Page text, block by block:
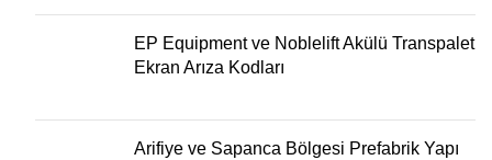
EP Equipment ve Noblelift Akülü Transpalet
Ekran Arıza Kodları
Arifiye ve Sapanca Bölgesi Prefabrik Yapı